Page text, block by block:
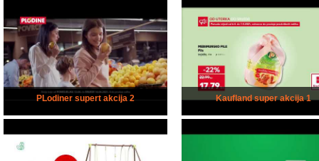
PLodiner supert akcija 2 Kaufland super akcija 1